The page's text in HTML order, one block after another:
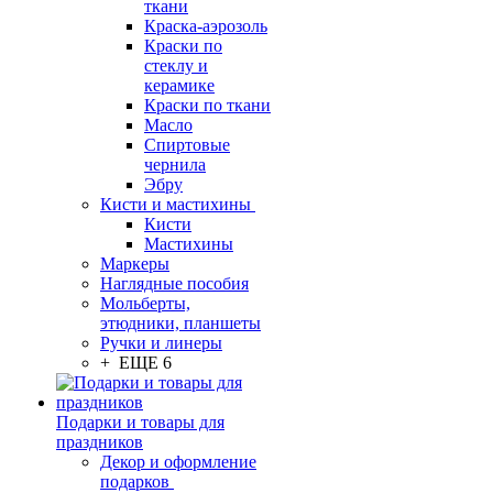
ткани
Краска-аэрозоль
Краски по
стеклу и
керамике
Краски по ткани
Масло
Спиртовые
чернила
Эбру
Кисти и мастихины
Кисти
Мастихины
Маркеры
Наглядные пособия
Мольберты,
этюдники, планшеты
Ручки и линеры
+ ЕЩЕ 6
Подарки и товары для
праздников
Декор и оформление
подарков